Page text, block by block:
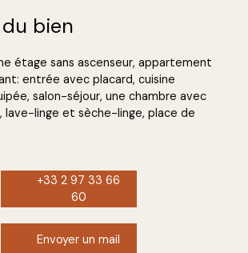
bien
étage sans ascenseur, appartement
entrée avec placard, cuisine
salon-séjour, une chambre avec
lave-linge et sèche-linge, place de
+33 2 97 33 66
60
Envoyer un mail